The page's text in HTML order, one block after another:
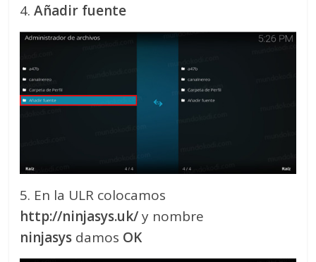
4.Añadir fuente
5. En la ULR colocamos
http://ninjasys.uk/ y nombre
ninjasys damos OK